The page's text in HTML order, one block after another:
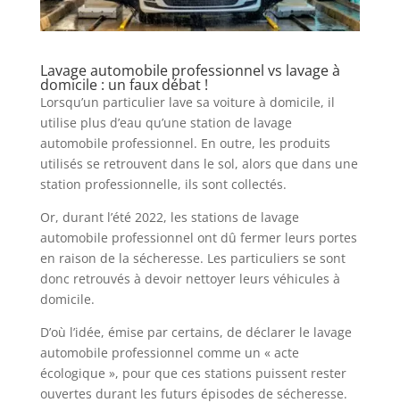
Lavage automobile professionnel vs lavage à
domicile : un faux débat !
Lorsqu’un particulier lave sa voiture à domicile, il
utilise plus d’eau qu’une station de lavage
automobile professionnel. En outre, les produits
utilisés se retrouvent dans le sol, alors que dans une
station professionnelle, ils sont collectés.
Or, durant l’été 2022, les stations de lavage
automobile professionnel ont dû fermer leurs portes
en raison de la sécheresse. Les particuliers se sont
donc retrouvés à devoir nettoyer leurs véhicules à
domicile.
D’où l’idée, émise par certains, de déclarer le lavage
automobile professionnel comme un « acte
écologique », pour que ces stations puissent rester
ouvertes durant les futurs épisodes de sécheresse.